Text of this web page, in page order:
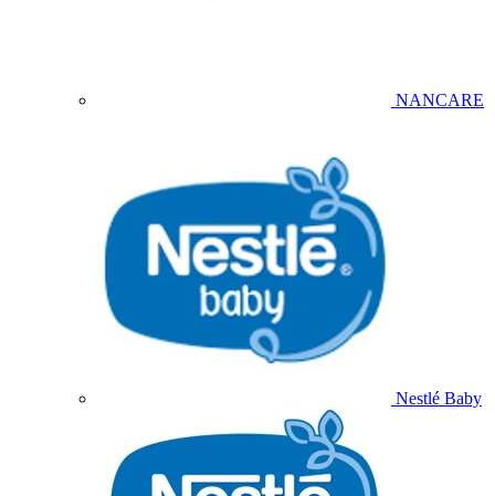
NANCARE
Nestlé Baby